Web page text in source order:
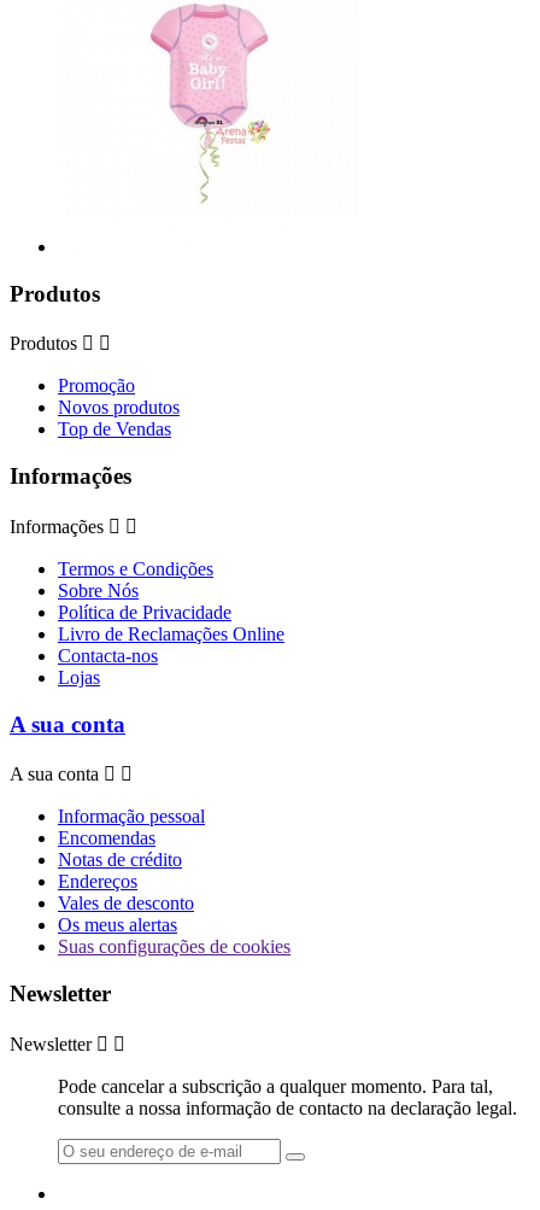
Produtos
Produtos  
Promoção
Novos produtos
Top de Vendas
Informações
Informações  
Termos e Condições
Sobre Nós
Política de Privacidade
Livro de Reclamações Online
Contacta-nos
Lojas
A sua conta
A sua conta  
Informação pessoal
Encomendas
Notas de crédito
Endereços
Vales de desconto
Os meus alertas
Suas configurações de cookies
Newsletter
Newsletter  
Pode cancelar a subscrição a qualquer momento. Para tal,
consulte a nossa informação de contacto na declaração legal.